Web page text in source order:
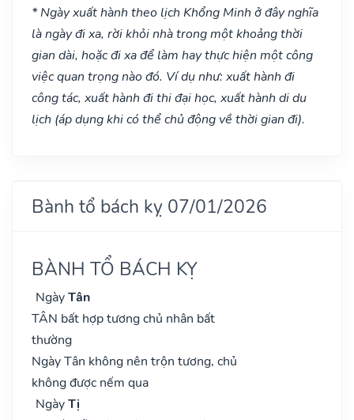
* Ngày xuất hành theo lịch Khổng Minh ở đây nghĩa
là ngày đi xa, rời khỏi nhà trong một khoảng thời
gian dài, hoặc đi xa để làm hay thực hiện một công
việc quan trọng nào đó. Ví dụ như: xuất hành đi
công tác, xuất hành đi thi đại học, xuất hành di du
lịch (áp dụng khi có thể chủ động về thời gian đi).
Bành tổ bách kỵ 07/01/2026
BÀNH TỔ BÁCH KỴ
NgàyTân
TÂN bất hợp tương chủ nhân bất
thường
Ngày Tân không nên trộn tương, chủ
không được nếm qua
NgàyTị